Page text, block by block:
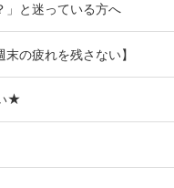
」と迷っている方へ
の疲れを残さない】
★